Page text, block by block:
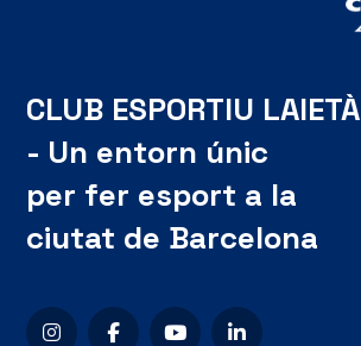
CLUB ESPORTIU LAIETÀ
- Un entorn únic
per fer esport a la
ciutat de Barcelona